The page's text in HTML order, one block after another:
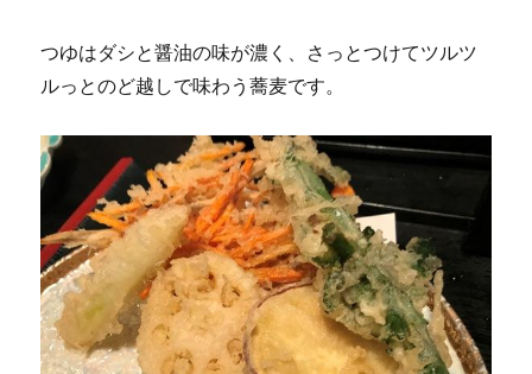
つゆはダシと醤油の味が濃く、さっとつけてツルツ
ルっとのど越しで味わう蕎麦です。